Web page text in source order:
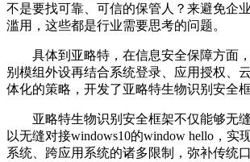
不是要找可靠、可信的保管人？来避免企
滥用，这些都是行业需要思考的问题。
具体到亚略特，在信息安全保障方面，
别模组外设再结合系统登录、应用授权、
体化的策略，开发了亚略特生物识别安全框
亚略特生物识别安全框架不仅能够无
以无缝对接windows10的window hello，实
系统、跨应用系统的诸多限制，弥补传统